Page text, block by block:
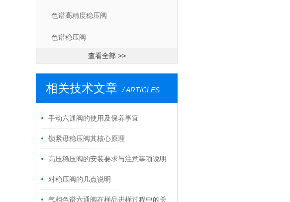
色谱高精度稳压阀
色谱稳压阀
查看全部 >>
相关技术文章 / ARTICLES
手动六通阀的使用及保养事宜
锁紧母稳压阀其核心原理
高压稳压阀的安装要求与注意事项说明
对稳压阀的几点说明
气相色谱六通阀在样品进样过程中的关